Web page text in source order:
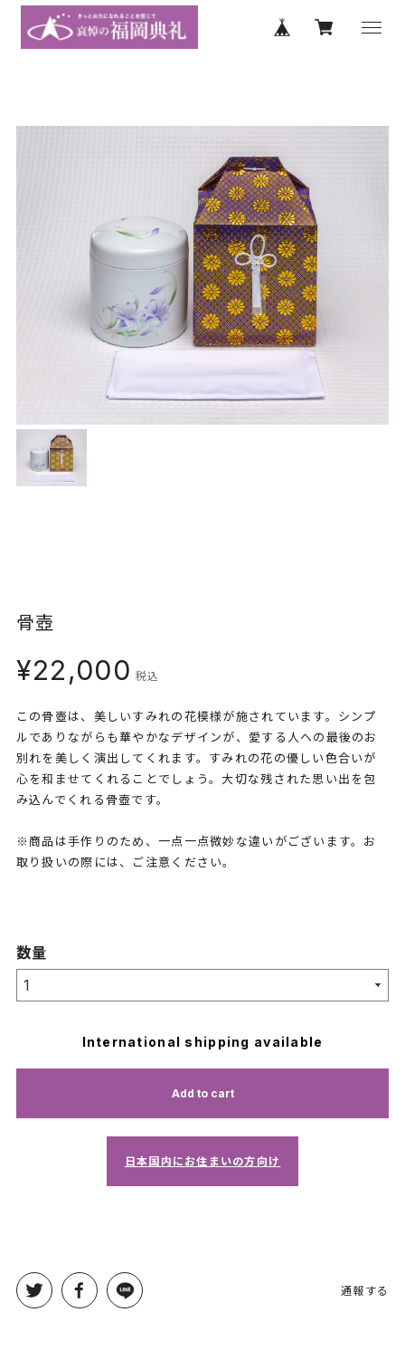
骨壺
¥22,000 税込
この骨壺は、美しいすみれの花模様が施されています。シンプ
ルでありながらも華やかなデザインが、愛する人への最後のお
別れを美しく演出してくれます。すみれの花の優しい色合いが
心を和ませてくれることでしょう。大切な残された思い出を包
み込んでくれる骨壺です。
※商品は手作りのため、一点一点微妙な違いがございます。お
取り扱いの際には、ご注意ください。
数量
International shipping available
Add to cart
日本国内にお住まいの方向け
通報する